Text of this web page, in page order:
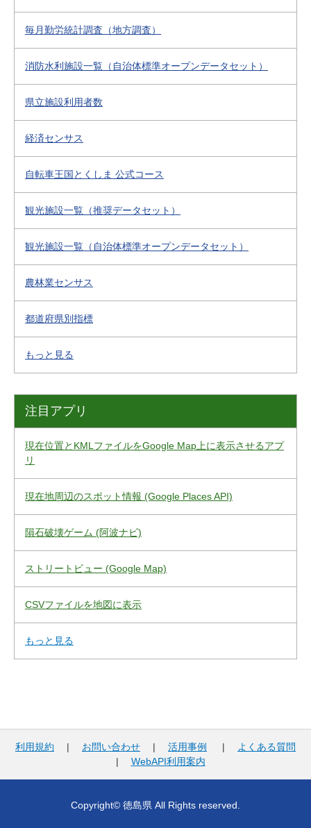
毎月勤労統計調査（地方調査）
消防水利施設一覧（自治体標準オープンデータセット）
県立施設利用者数
経済センサス
自転車王国とくしま 公式コース
観光施設一覧（推奨データセット）
観光施設一覧（自治体標準オープンデータセット）
農林業センサス
都道府県別指標
もっと見る
注目アプリ
現在位置とKMLファイルをGoogle Map上に表示させるアプ
リ
現在地周辺のスポット情報 (Google Places API)
隕石破壊ゲーム (阿波ナビ)
ストリートビュー (Google Map)
CSVファイルを地図に表示
もっと見る
利用規約 | お問い合わせ | 活用事例 |
よくある質問
| WebAPI利用案内
Copyright© 徳島県 All Rights reserved.